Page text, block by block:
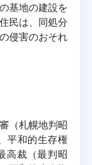
基地の建設を
民は、同処分
侵害のおそれ
（札幌地判昭
平和的生存権
高裁（最判昭